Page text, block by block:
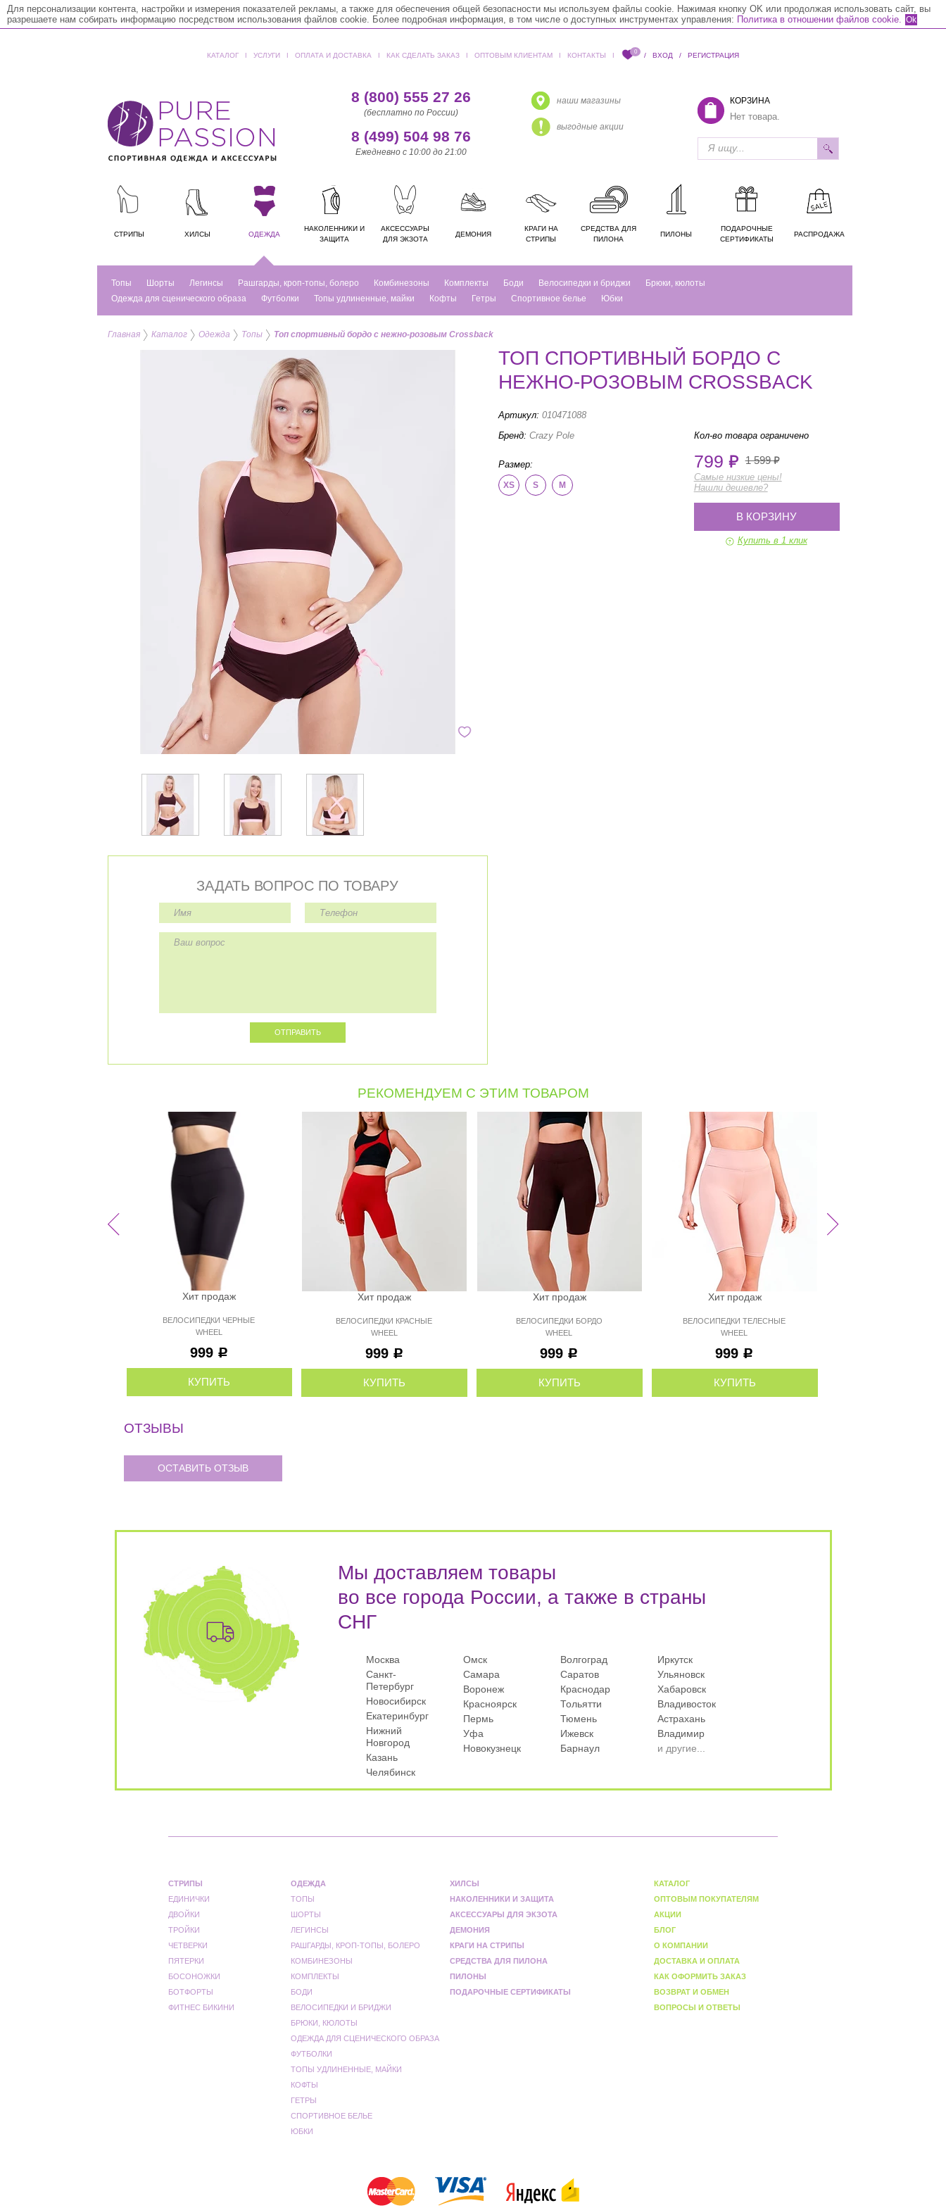
Для персонализации контента, настройки и измерения показателей рекламы, а также для обеспечения общей безопасности мы используем файлы cookie. Нажимая кнопку OK или продолжая использовать сайт, вы
разрешаете нам собирать информацию посредством использования файлов cookie. Более подробная информация, в том числе о доступных инструментах управления: Политика в отношении файлов cookie. Ok
КАТАЛОГ ǀ УСЛУГИ ǀ ОПЛАТА И ДОСТАВКА ǀ КАК СДЕЛАТЬ ЗАКАЗ ǀ ОПТОВЫМ КЛИЕНТАМ ǀ КОНТАКТЫ ǀ 0 / ВХОД / РЕГИСТРАЦИЯ
КОРЗИНА
Нет товара.
8 (800) 555 27 26
(бесплатно по России)
8 (499) 504 98 76
Ежедневно с 10:00 до 21:00
наши магазины
выгодные акции
СТРИПЫ ХИЛСЫ ОДЕЖДА
НАКОЛЕННИКИ И
ЗАЩИТА
АКСЕССУАРЫ
ДЛЯ ЭКЗОТА
ДЕМОНИЯ
КРАГИ НА
СТРИПЫ
СРЕДСТВА ДЛЯ
ПИЛОНА
ПИЛОНЫ
ПОДАРОЧНЫЕ
СЕРТИФИКАТЫ
РАСПРОДАЖА
Топы Шорты Легинсы Рашгарды, кроп-топы, болеро Комбинезоны Комплекты Боди Велосипедки и бриджи
Брюки, кюлоты
Одежда для сценического образа
Футболки Топы удлиненные, майки Кофты Гетры Спортивное белье Юбки
Главная Каталог Одежда Топы Топ спортивный бордо с нежно-розовым Crossback
ЗАДАТЬ ВОПРОС ПО ТОВАРУ
ТОП СПОРТИВНЫЙ БОРДО С
НЕЖНО-РОЗОВЫМ CROSSBACK
Артикул: 010471088
Бренд: Crazy Pole
Размер:
XS S M
Кол-во товара ограничено
799 1 599
Самые низкие цены!
Нашли дешевле?
В КОРЗИНУ
Купить в 1 клик
РЕКОМЕНДУЕМ С ЭТИМ ТОВАРОМ
Хит продаж
ВЕЛОСИПЕДКИ ЧЕРНЫЕ
WHEEL
999 Р
КУПИТЬ
Хит продаж
ВЕЛОСИПЕДКИ КРАСНЫЕ
WHEEL
999 Р
КУПИТЬ
Хит продаж
ВЕЛОСИПЕДКИ БОРДО
WHEEL
999 Р
КУПИТЬ
Хит продаж
ВЕЛОСИПЕДКИ ТЕЛЕСНЫЕ
WHEEL
999 Р
КУПИТЬ
ОТЗЫВЫ
ОСТАВИТЬ ОТЗЫВ
Мы доставляем товары
во все города России, а также в страны
СНГ
Москва
Санкт-
Петербург
Новосибирск
Екатеринбург
Нижний
Новгород
Казань
Челябинск
Омск
Самара
Воронеж
Красноярск
Пермь
Уфа
Новокузнецк
Волгоград
Саратов
Краснодар
Тольятти
Тюмень
Ижевск
Барнаул
Иркутск
Ульяновск
Хабаровск
Владивосток
Астрахань
Владимир
и другие...
СТРИПЫ
ЕДИНИЧКИ
ДВОЙКИ
ТРОЙКИ
ЧЕТВЕРКИ
ПЯТЕРКИ
БОСОНОЖКИ
БОТФОРТЫ
ФИТНЕС БИКИНИ
ОДЕЖДА
ТОПЫ
ШОРТЫ
ЛЕГИНСЫ
РАШГАРДЫ, КРОП-ТОПЫ, БОЛЕРО
КОМБИНЕЗОНЫ
КОМПЛЕКТЫ
БОДИ
ВЕЛОСИПЕДКИ И БРИДЖИ
БРЮКИ, КЮЛОТЫ
ОДЕЖДА ДЛЯ СЦЕНИЧЕСКОГО ОБРАЗА
ФУТБОЛКИ
ТОПЫ УДЛИНЕННЫЕ, МАЙКИ
КОФТЫ
ГЕТРЫ
СПОРТИВНОЕ БЕЛЬЕ
ЮБКИ
ХИЛСЫ
НАКОЛЕННИКИ И ЗАЩИТА
АКСЕССУАРЫ ДЛЯ ЭКЗОТА
ДЕМОНИЯ
КРАГИ НА СТРИПЫ
СРЕДСТВА ДЛЯ ПИЛОНА
ПИЛОНЫ
ПОДАРОЧНЫЕ СЕРТИФИКАТЫ
КАТАЛОГ
ОПТОВЫМ ПОКУПАТЕЛЯМ
АКЦИИ
БЛОГ
О КОМПАНИИ
ДОСТАВКА И ОПЛАТА
КАК ОФОРМИТЬ ЗАКАЗ
ВОЗВРАТ И ОБМЕН
ВОПРОСЫ И ОТВЕТЫ